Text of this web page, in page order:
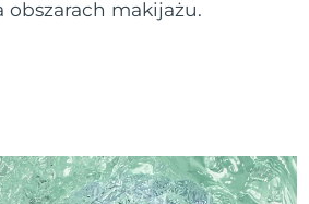
obszarach makijażu.